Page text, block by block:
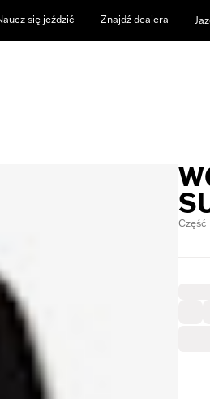
się jeździć Znajdź dealera
Część